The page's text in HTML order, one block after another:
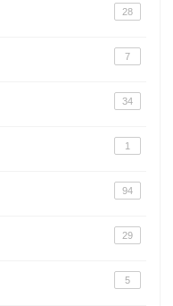
28
7
34
1
94
29
5